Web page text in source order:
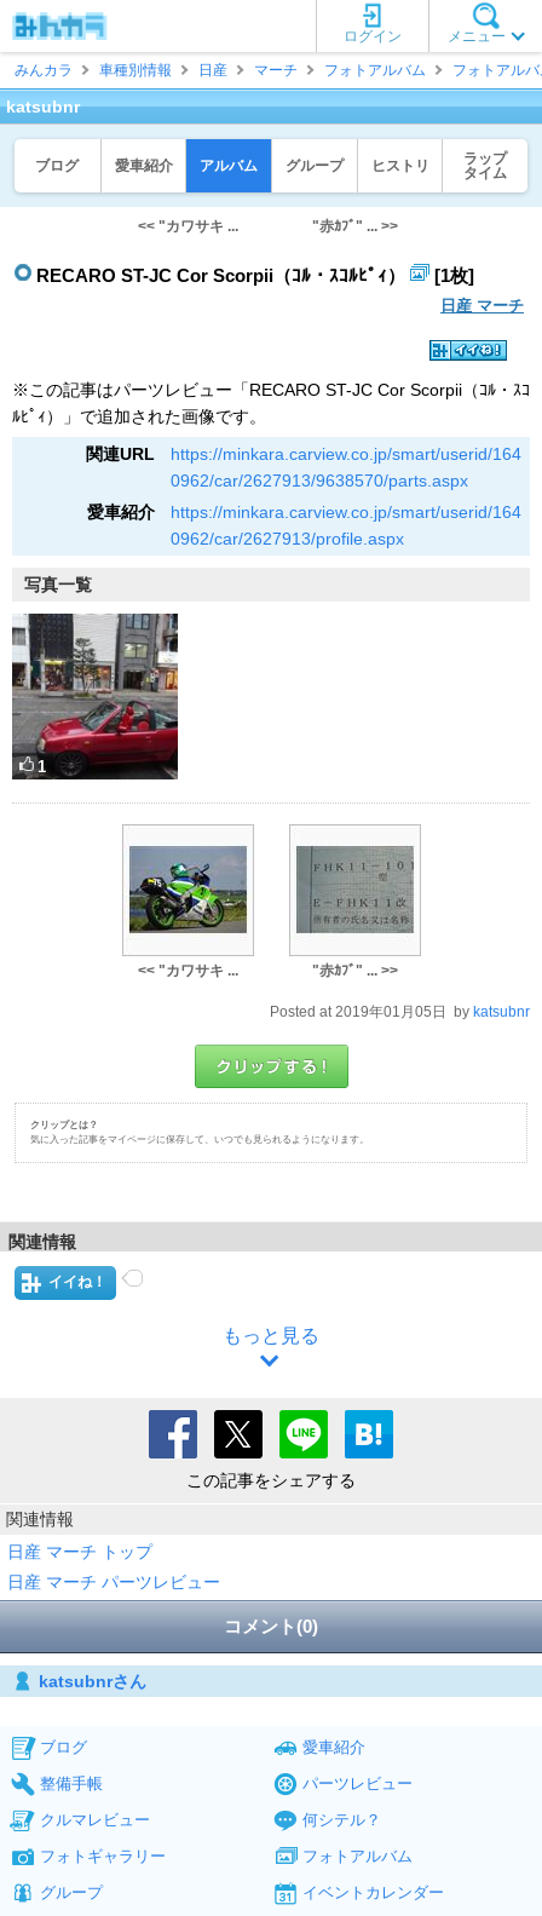
メニュー
ログイン
みんカラ
車種別情報 日産 マーチ フォトアルバム フォトアル
katsubnr
ブログ 愛車紹介 アルバム グループ ヒストリ
ラップ
タイム
<< "カワサキ ... "赤ｶﾌﾞ" ... >>
RECARO ST-JC Cor Scorpii（ｺﾙ・ｽｺﾙﾋﾟｨ） [1枚]
日産 マーチ
※この記事はパーツレビュー「RECARO ST-JC Cor Scorpii（ｺﾙ・ｽｺ
ﾙﾋﾟｨ）」で追加された画像です。
関連URL
https://minkara.carview.co.jp/smart/userid/164
0962/car/2627913/9638570/parts.aspx
愛車紹介
https://minkara.carview.co.jp/smart/userid/164
0962/car/2627913/profile.aspx
写真一覧
1
<< "カワサキ ... "赤ｶﾌﾞ" ... >>
Posted at 2019年01月05日 by katsubnr
クリップとは？
気に入った記事をマイページに保存して、いつでも見られるようになります。
関連情報
イイね！
もっと見る
この記事をシェアする
関連情報
日産 マーチ トップ
日産 マーチ パーツレビュー
コメント(0)
katsubnrさん
ブログ
愛車紹介
整備手帳
パーツレビュー
クルマレビュー
何シテル？
フォトギャラリー
フォトアルバム
グループ
イベントカレンダー